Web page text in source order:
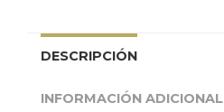
DESCRIPCIÓN
INFORMACIÓN ADICIONAL